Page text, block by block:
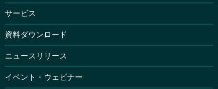
サービス
資料ダウンロード
ニュースリリース
イベント・ウェビナー